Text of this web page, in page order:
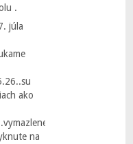
.
júla
ako
na